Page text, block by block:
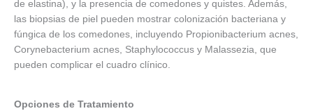
de elastina), y la presencia de comedones y quistes. Además,
las biopsias de piel pueden mostrar colonización bacteriana y
fúngica de los comedones, incluyendo Propionibacterium acnes,
Corynebacterium acnes, Staphylococcus y Malassezia, que
pueden complicar el cuadro clínico.
Opciones de Tratamiento